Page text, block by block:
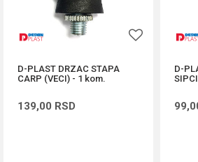
D-PLAST DRZAC STAPA
CARP (VECI) - 1 kom.
139,00 RSD
D-